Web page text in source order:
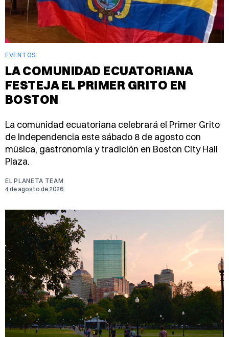
EVENTOS
LA COMUNIDAD ECUATORIANA
FESTEJA EL PRIMER GRITO EN
BOSTON
La comunidad ecuatoriana celebrará el Primer Grito
de Independencia este sábado 8 de agosto con
música, gastronomía y tradición en Boston City Hall
Plaza.
EL PLANETA TEAM
4 de agosto de 2026